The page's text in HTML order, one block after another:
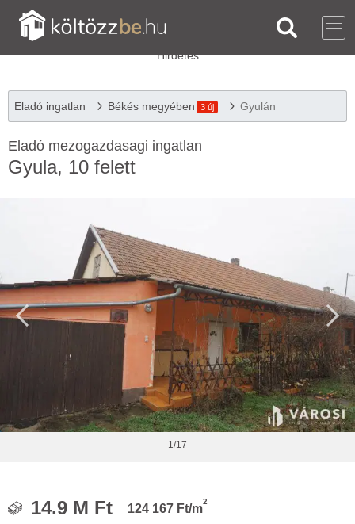
Eladó ingatlan Békés megyében 3 új Gyulán
Eladó mezogazdasagi ingatlan
Gyula, 10 felett
1/17
14.9 M Ft 124 167 Ft/m
2